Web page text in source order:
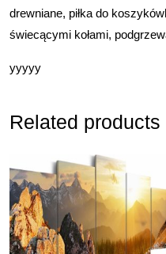
drewniane, piłka do
świecącymi kołami,
yyyyy
Related products